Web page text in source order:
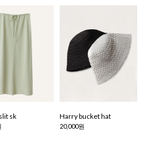
sk Harry bucket hat
20,000원